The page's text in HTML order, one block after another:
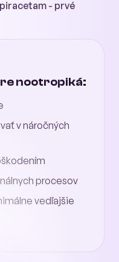
- prvé
nootropiká:
v náročných
procesov
vedľajšie